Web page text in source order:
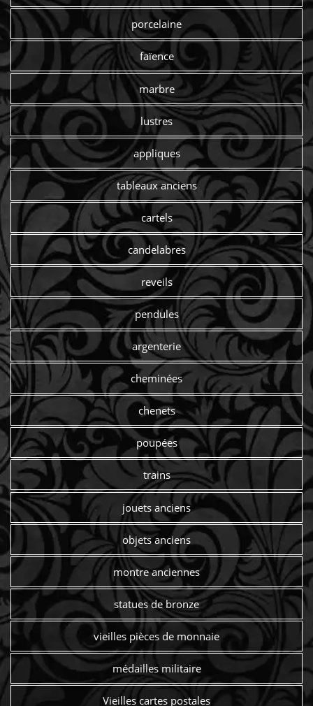
porcelaine
faïence
marbre
lustres
appliques
tableaux anciens
cartels
candelabres
reveils
pendules
argenterie
cheminées
chenets
poupées
trains
jouets anciens
objets anciens
montre anciennes
statues de bronze
vieilles pièces de monnaie
médailles militaire
Vieilles cartes postales